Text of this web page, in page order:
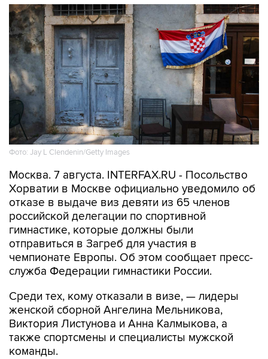
Фото: Jay L Clendenin/Getty Images
Москва. 7 августа. INTERFAX.RU - Посольство
Хорватии в Москве официально уведомило об
отказе в выдаче виз девяти из 65 членов
российской делегации по спортивной
гимнастике, которые должны были
отправиться в Загреб для участия в
чемпионате Европы. Об этом сообщает пресс-
служба Федерации гимнастики России.
Среди тех, кому отказали в визе, — лидеры
женской сборной Ангелина Мельникова,
Виктория Листунова и Анна Калмыкова, а
также спортсмены и специалисты мужской
команды.